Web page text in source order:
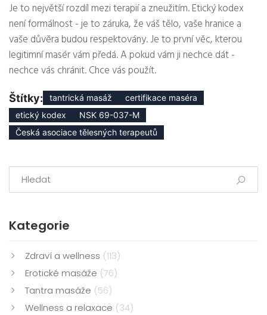
Je to největší rozdíl mezi terapií a zneužitím. Etický kodex
není formálnost - je to záruka, že váš tělo, vaše hranice a
vaše důvěra budou respektovány. Je to první věc, kterou
legitimní masér vám předá. A pokud vám ji nechce dát -
nechce vás chránit. Chce vás použít.
Štítky: tantrická masáž
certifikace maséra
etický kodex
NSK 69-037-M
Česká asociace tělesných terapeutů
Kategorie
Zdraví a wellness (113)
Erotické masáže (76)
Tantra masáže (56)
Wellness a relaxace (34)